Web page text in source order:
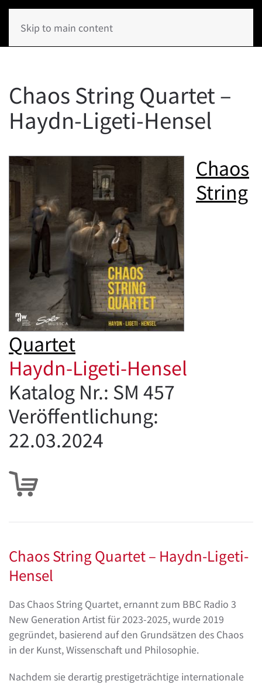
Skip to main content
Chaos String Quartet –
Haydn-Ligeti-Hensel
Chaos
String
Quartet
Haydn-Ligeti-Hensel
Katalog Nr.: SM 457
Veröffentlichung:
22.03.2024
Chaos String Quartet – Haydn-Ligeti-
Hensel
Das Chaos String Quartet, ernannt zum BBC Radio 3
New Generation Artist für 2023-2025, wurde 2019
gegründet, basierend auf den Grundsätzen des Chaos
in der Kunst, Wissenschaft und Philosophie.
Nachdem sie derartig prestigeträchtige internationale